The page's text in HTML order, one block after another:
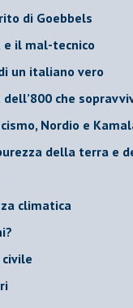
di Goebbels
il mal-tecnico
un italiano vero
che
Nordio e
della terra e
climatica